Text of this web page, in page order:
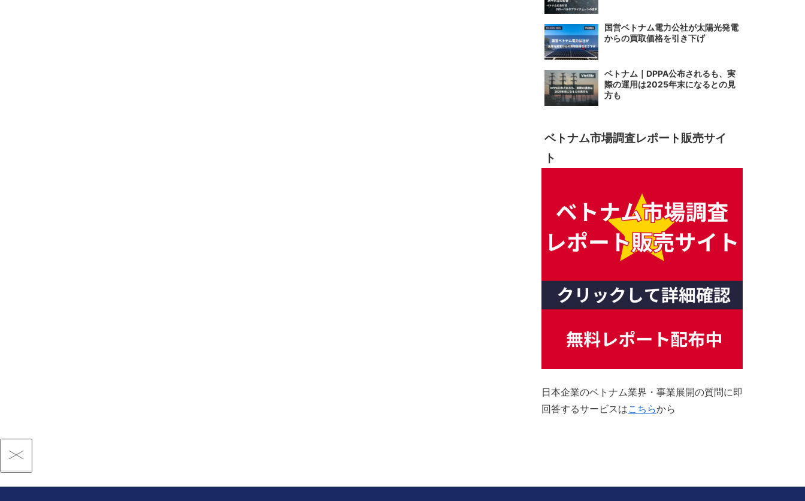
国営ベトナム電力公社が太陽光発電
からの買取価格を引き下げ
ベトナム｜DPPA公布されるも、実
際の運用は2025年末になるとの見
方も
ベトナム市場調査レポート販売サイ
ト
日本企業のベトナム業界・事業展開の質問に即
回答するサービスはこちらから